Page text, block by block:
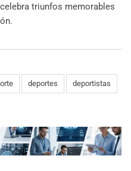
triunfos memorables
deportes deportistas